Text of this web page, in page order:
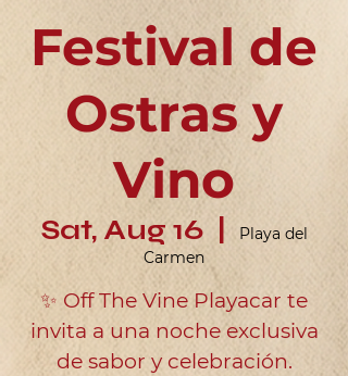
Festival de
Ostras y
Vino
Sat, Aug 16
  |
Playa del
Carmen
✨ Off The Vine Playacar te
invita a una noche exclusiva
de sabor y celebración.